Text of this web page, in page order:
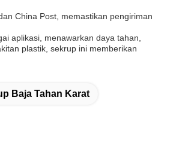
China Post, memastikan pengiriman
aplikasi, menawarkan daya tahan,
plastik, sekrup ini memberikan
Baja Tahan Karat